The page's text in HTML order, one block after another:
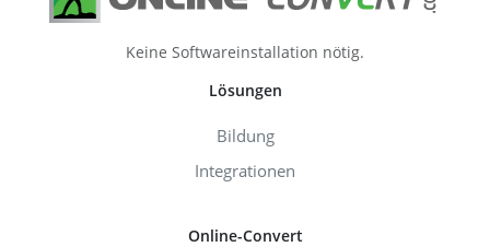
Keine Softwareinstallation nötig.
Lösungen
Bildung
Integrationen
Online-Convert